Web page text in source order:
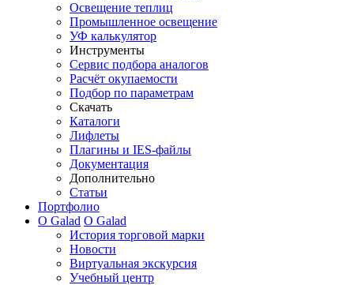
Освещение теплиц
Промышленное освещение
УФ калькулятор
Инструменты
Сервис подбора аналогов
Расчёт окупаемости
Подбор по параметрам
Скачать
Каталоги
Лифлеты
Плагины и IES-файлы
Документация
Дополнительно
Статьи
Портфолио
О Galad О Galad
История торговой марки
Новости
Виртуальная экскурсия
Учебный центр